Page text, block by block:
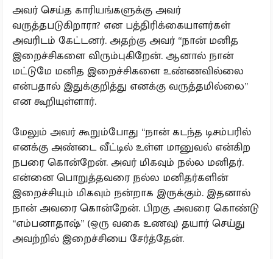
அவர் செய்த காரியங்களுக்கு அவர்
வருத்தபடுகிறாரா? என பத்திரிக்கையாளர்கள்
அவரிடம் கேட்டனர். அதற்கு அவர் “நான் மனித
இறைச்சிகளை விரும்புகிறேன். ஆனால் நான்
மட்டுமே மனித இறைச்சிகளை உண்ணவில்லை
என்பதால் இதுக்குறித்து எனக்கு வருத்தமில்லை”
என கூறியுள்ளார்.
மேலும் அவர் கூறும்போது “நான் கடந்த டிசம்பரில்
எனக்கு அண்டை வீட்டில் உள்ள மானுவல் என்கிற
நபரை கொன்றேன். அவர் மிகவும் நல்ல மனிதர்.
என்னை பொறுத்தவரை நல்ல மனிதர்களின்
இறைச்சியும் மிகவும் நன்றாக இருக்கும். இதனால்
நான் அவரை கொன்றேன். பிறகு அவரை கொண்டு
“எம்பனாதாஷ்” (ஒரு வகை உணவு) தயார் செய்து
அவற்றில் இறைச்சியை சேர்த்தேன்.